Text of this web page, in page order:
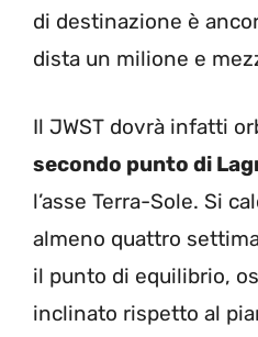
di destinazione è
dista un milione e
Il JWST dovrà infatti
secondo punto di
l’asse Terra-Sole. Si
almeno quattro
il punto di equilibrio,
inclinato rispetto al